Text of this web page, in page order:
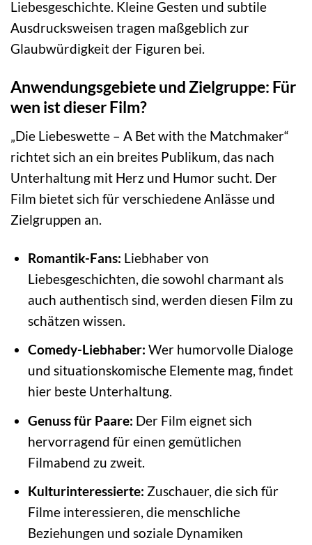
Liebesgeschichte. Kleine Gesten und subtile
Ausdrucksweisen tragen maßgeblich zur
Glaubwürdigkeit der Figuren bei.
Anwendungsgebiete und Zielgruppe: Für
wen ist dieser Film?
„Die Liebeswette – A Bet with the Matchmaker“
richtet sich an ein breites Publikum, das nach
Unterhaltung mit Herz und Humor sucht. Der
Film bietet sich für verschiedene Anlässe und
Zielgruppen an.
Romantik-Fans: Liebhaber von
Liebesgeschichten, die sowohl charmant als
auch authentisch sind, werden diesen Film zu
schätzen wissen.
Comedy-Liebhaber: Wer humorvolle Dialoge
und situationskomische Elemente mag, findet
hier beste Unterhaltung.
Genuss für Paare: Der Film eignet sich
hervorragend für einen gemütlichen
Filmabend zu zweit.
Kulturinteressierte: Zuschauer, die sich für
Filme interessieren, die menschliche
Beziehungen und soziale Dynamiken